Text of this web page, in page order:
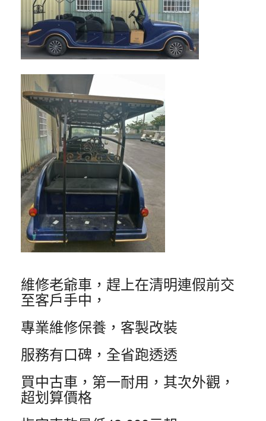
維修老爺車，趕上在清明連假前交
至客戶手中，
專業維修保養，客製改裝
服務有口碑，全省跑透透
買中古車，第一耐用，其次外觀，
超划算價格